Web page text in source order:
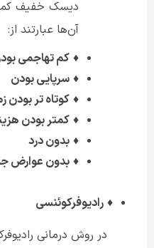
دیسک خفیف کمر
آن‌ها عبارتند از:
♦ کم تهاجمی
♦ سرپایی بودن
♦ کوتاه تر بودن
♦ کمتر بودن
♦ بدون درد
♦ بدون عوارض
♦ رادیوفرکوئنسی
در روش درمانی